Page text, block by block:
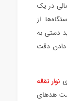
در یک
از
دستی به
دادن دقت
نوار نقاله
هدهای